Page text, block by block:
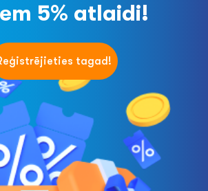
5% atlaidi!
tagad!